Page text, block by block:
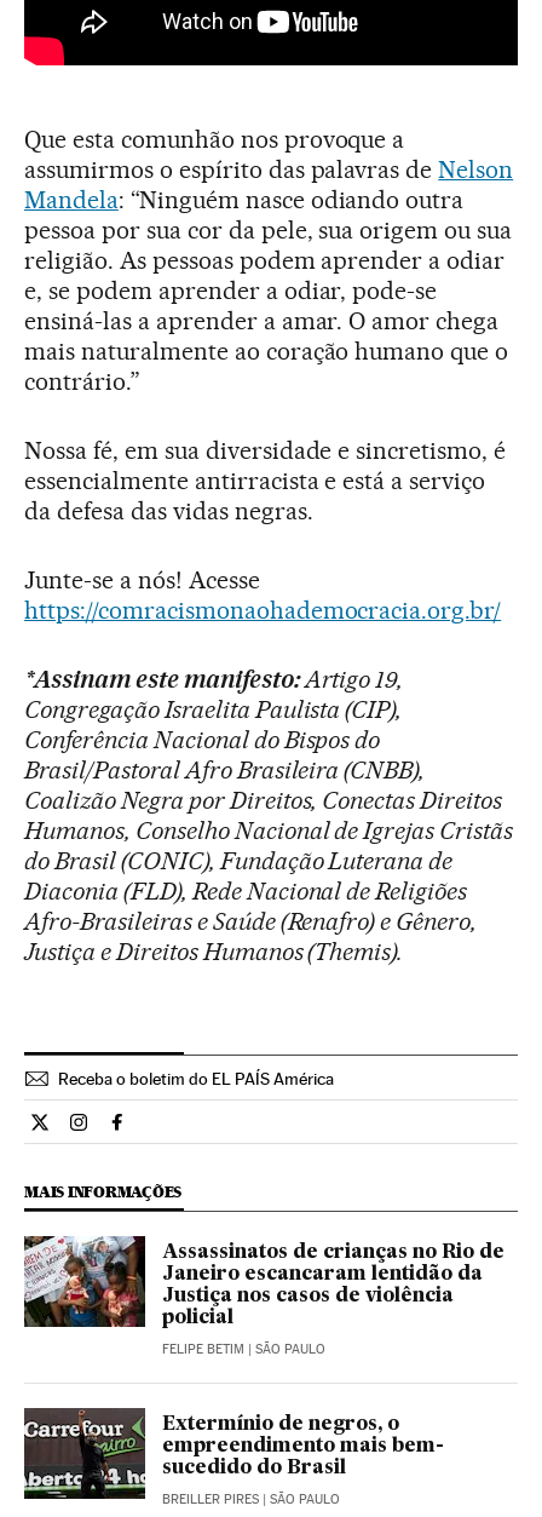
Que esta comunhão nos provoque a
assumirmos o espírito das palavras deNelson
Mandela: “Ninguém nasce odiando outra
pessoa por sua cor da pele, sua origem ou sua
religião. As pessoas podem aprender a odiar
e, se podem aprender a odiar, pode-se
ensiná-las a aprender a amar. O amor chega
mais naturalmente ao coração humano que o
contrário.”
Nossa fé, em sua diversidade e sincretismo, é
essencialmente antirracista e está a serviço
da defesa das vidas negras.
Junte-se a nós! Acesse
https://comracismonaohademocracia.org.br/
*Assinam este manifesto:Artigo 19,
Congregação Israelita Paulista (CIP),
Conferência Nacional do Bispos do
Brasil/Pastoral Afro Brasileira (CNBB),
Coalizão Negra por Direitos, Conectas Direitos
Humanos, Conselho Nacional de Igrejas Cristãs
do Brasil (CONIC), Fundação Luterana de
Diaconia (FLD), Rede Nacional de Religiões
Afro-Brasileiras e Saúde (Renafro) e Gênero,
Justiça e Direitos Humanos (Themis).
Receba o boletim do EL PAÍS América
Opiniao El País Brasil en Twitter
Opiniao El País Brasil en Instagram
Opiniao El País Brasil en Facebook
MAIS INFORMAÇÕES
Assassinatos de crianças no Rio de
Janeiro escancaram lentidão da
Justiça nos casos de violência
policial
FELIPE BETIM | SÃO PAULO
Extermínio de negros, o
empreendimento mais bem-
sucedido do Brasil
BREILLER PIRES | SÃO PAULO